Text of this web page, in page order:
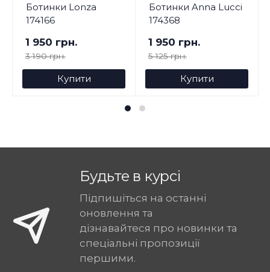
Ботинки Lonza
174166
1 950 грн.
3 190 грн.
Купити
Ботинки Anna Lucci
174368
1 950 грн.
5 125 грн.
Купити
Будьте в курсі
Підпишіться на останні
оновлення та
дізнавайтеся про новинки та
спеціальні пропозиції
першими.